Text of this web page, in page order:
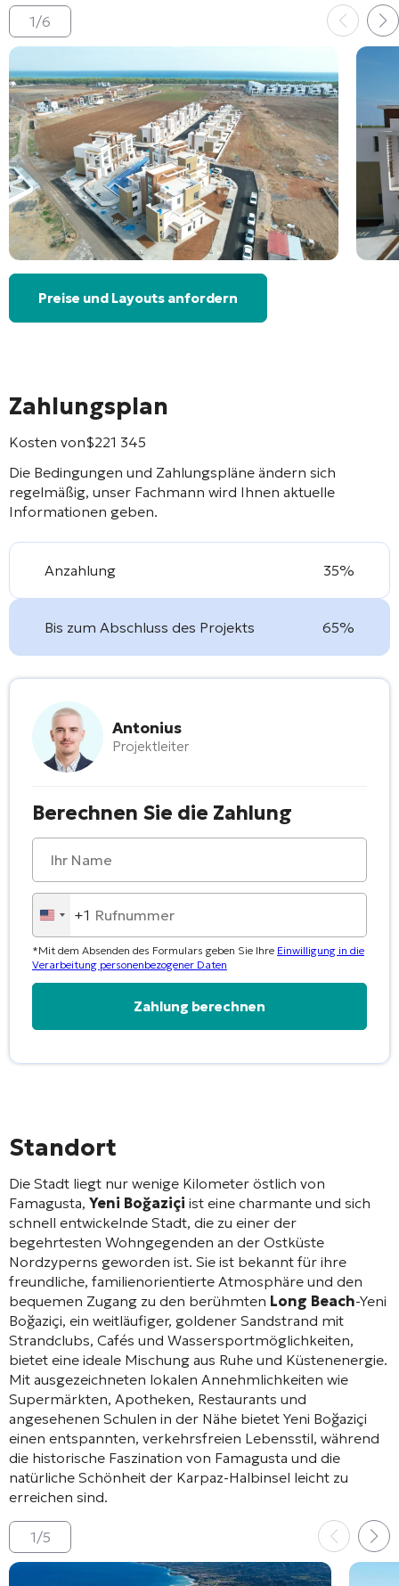
1/6
Preise und Layouts anfordern
Zahlungsplan
Kosten von$221 345
Die Bedingungen und Zahlungspläne ändern sich
regelmäßig, unser Fachmann wird Ihnen aktuelle
Informationen geben.
Anzahlung 35%
Bis zum Abschluss des Projekts 65%
Antonius
Projektleiter
Berechnen Sie die Zahlung
United
States
+1
+1
*Mit dem Absenden des Formulars geben Sie Ihre Einwilligung in die
Verarbeitung personenbezogener Daten
Standort
Die Stadt liegt nur wenige Kilometer östlich von
Famagusta, Yeni Boğaziçi ist eine charmante und sich
schnell entwickelnde Stadt, die zu einer der
begehrtesten Wohngegenden an der Ostküste
Nordzyperns geworden ist. Sie ist bekannt für ihre
freundliche, familienorientierte Atmosphäre und den
bequemen Zugang zu den berühmten Long Beach-Yeni
Boğaziçi, ein weitläufiger, goldener Sandstrand mit
Strandclubs, Cafés und Wassersportmöglichkeiten,
bietet eine ideale Mischung aus Ruhe und Küstenenergie.
Mit ausgezeichneten lokalen Annehmlichkeiten wie
Supermärkten, Apotheken, Restaurants und
angesehenen Schulen in der Nähe bietet Yeni Boğaziçi
einen entspannten, verkehrsfreien Lebensstil, während
die historische Faszination von Famagusta und die
natürliche Schönheit der Karpaz-Halbinsel leicht zu
erreichen sind.
1/5